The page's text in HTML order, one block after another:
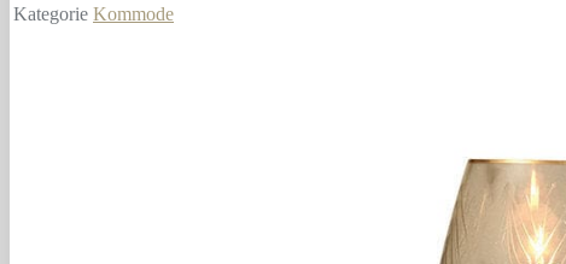
Kategorie Kommode